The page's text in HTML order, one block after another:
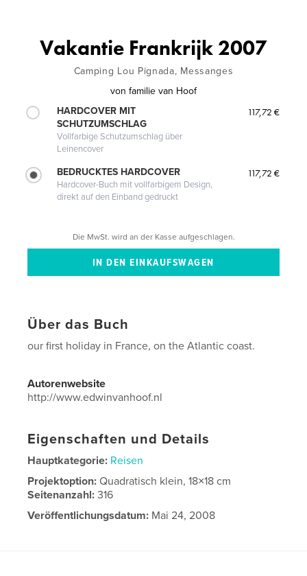
Vakantie Frankrijk 2007
Camping Lou Pignada, Messanges
von familie van Hoof
HARDCOVER MIT
SCHUTZUMSCHLAG
Vollfarbige Schutzumschlag über
Leinencover
117,72 €
BEDRUCKTES HARDCOVER
Hardcover-Buch mit vollfarbigem Design,
direkt auf den Einband gedruckt
117,72 €
Die MwSt. wird an der Kasse aufgeschlagen.
Über das Buch
our first holiday in France, on the Atlantic coast.
Autorenwebsite
http://www.edwinvanhoof.nl
Eigenschaften und Details
Hauptkategorie: Reisen
Projektoption:Quadratisch klein, 18×18 cm
Seitenanzahl:316
Veröffentlichungsdatum: Mai 24, 2008